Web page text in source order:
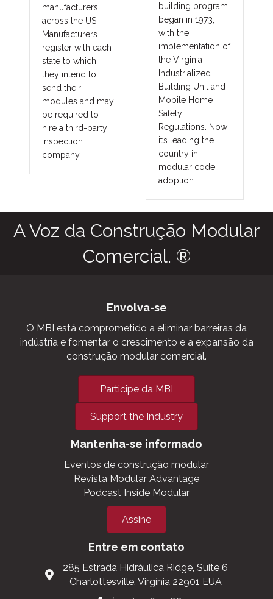
manufacturers
across the US.
Manufacturers
register with each
state to which
they intend to
send their
modules and may
be required to
hire a third-party
inspection
company.
building program
began in 1973,
with the
implementation of
the Virginia
Industrialized
Building Unit and
Mobile Home
Safety
Regulations. Now
it’s leading the
country in
modular code
adoption.
Comercial. ®
O MBI está comprometido a eliminar barreiras da
indústria e fomentar o crescimento e a expansão da
construção modular comercial.
Participe da MBI
Support the Industry
Mantenha-se informado
Revista Modular Advantage
Assine